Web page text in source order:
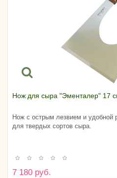
Нож для сыра "Эменталер" 17
Нож с острым лезвием и удобной
для твердых сортов сыра.
7 180 руб.